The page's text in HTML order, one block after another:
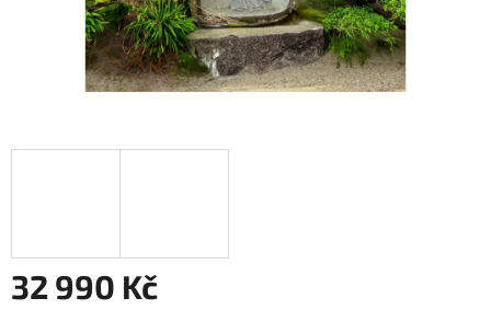
32 990 Kč